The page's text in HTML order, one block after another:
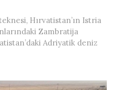
Hırvatistan’ın Istria
Zambratija
Adriyatik deniz